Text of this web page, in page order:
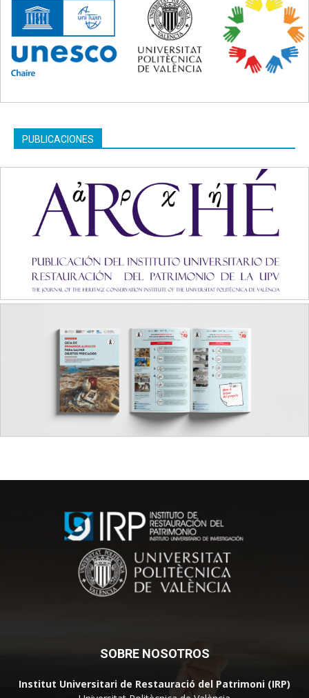
PUBLICACIONES
SOBRE NOSOTROS
Institut Universitari de Restauració del Patrimoni (IRP)